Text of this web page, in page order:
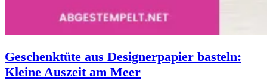
Geschenktüte aus Designerpapier basteln:
Kleine Auszeit am Meer